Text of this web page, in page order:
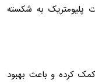
پلیومتریک به شکسته
کرده و باعث بهبود